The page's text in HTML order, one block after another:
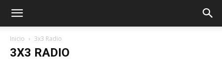
Inicio 3x3 Radio
3X3 RADIO